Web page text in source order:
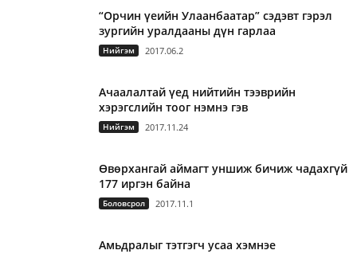
“Орчин үеийн Улаанбаатар” сэдэвт гэрэл
зургийн уралдааны дүн гарлаа
Нийгэм 2017.06.2
Ачаалалтай үед нийтийн тээврийн
хэрэгслийн тоог нэмнэ гэв
Нийгэм 2017.11.24
Өвөрхангай аймагт уншиж бичиж чадахгүй
177 иргэн байна
Боловсрол 2017.11.1
Амьдралыг тэтгэгч усаа хэмнэе